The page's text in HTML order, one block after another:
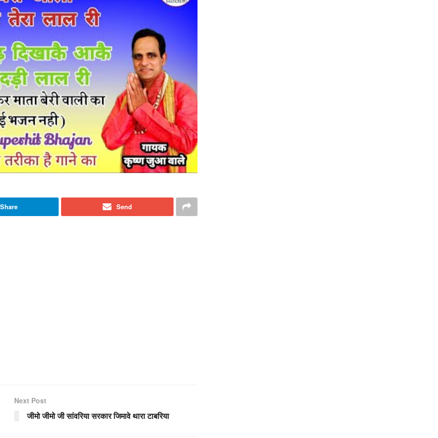
Share Send
Next Post
जीमो जीमो जी सांवरिया सरकार जिमावे थारा टाबरिया